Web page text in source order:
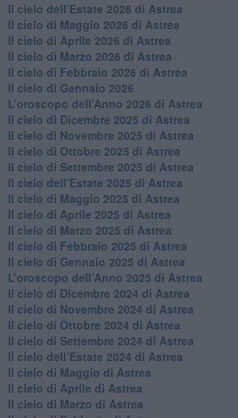
​Il cielo dell’Estate 2026 di Astrea
​Il cielo di Maggio 2026 di Astrea
​Il cielo di Aprile 2026 di Astrea
​Il cielo di Marzo 2026 di Astrea
​Il cielo di Febbraio 2026 di Astrea
Il cielo di Gennaio 2026
​L’oroscopo dell’Anno 2026 di Astrea
​Il cielo di Dicembre 2025 di Astrea
​Il cielo di Novembre 2025 di Astrea
​Il cielo di Ottobre 2025 di Astrea
Il cielo di Settembre 2025 di Astrea
Il cielo dell’Estate 2025 di Astrea
​Il cielo di Maggio 2025 di Astrea
​Il cielo di Aprile 2025 di Astrea
Il cielo di Marzo 2025 di Astrea
​Il cielo di Febbraio 2025 di Astrea
Il cielo di Gennaio 2025 di Astrea
​L’oroscopo dell’Anno 2025 di Astrea
​Il cielo di Dicembre 2024 di Astrea
Il cielo di Novembre 2024 di Astrea
​Il cielo di Ottobre 2024 di Astrea
​Il cielo di Settembre 2024 di Astrea
Il cielo dell’Estate 2024 di Astrea
Il cielo di Maggio di Astrea
Il cielo di Aprile di Astrea
​Il cielo di Marzo di Astrea